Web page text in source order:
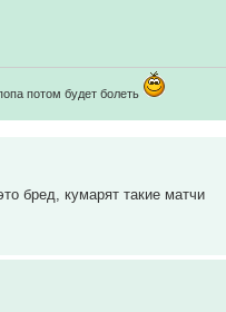
потом будет болеть
бред, кумарят такие матчи